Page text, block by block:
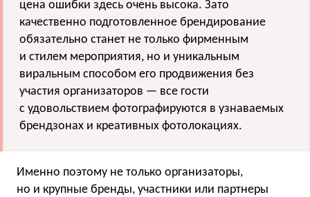
цена ошибки здесь очень высока. Зато
качественно подготовленное брендирование
обязательно станет не только фирменным
и стилем мероприятия, но и уникальным
виральным способом его продвижения без
участия организаторов — все гости
с удовольствием фотографируются в узнаваемых
брендзонах и креативных фотолокациях.
Именно поэтому не только организаторы,
но и крупные бренды, участники или партнеры